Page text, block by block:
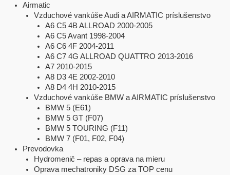
Airmatic
Vzduchové vankúše Audi a AIRMATIC príslušenstvo
A6 C5 4B ALLROAD 2000-2005
A6 C5 Avant 1998-2004
A6 C6 4F 2004-2011
A6 C7 4G ALLROAD QUATTRO 2013-2016
A7 2010-2015
A8 D3 4E 2002-2010
A8 D4 4H 2010-2015
Vzduchové vankúše BMW a AIRMATIC príslušenstvo
BMW 5 (E61)
BMW 5 GT (F07)
BMW 5 TOURING (F11)
BMW 7 (F01, F02, F04)
Prevodovka
Hydromenič – repas a oprava na mieru
Oprava mechatroniky DSG za TOP cenu